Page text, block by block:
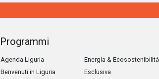
Programmi
Agenda Liguria
Benvenuti in Liguria
Energia & Ecosostenibilità
Esclusiva